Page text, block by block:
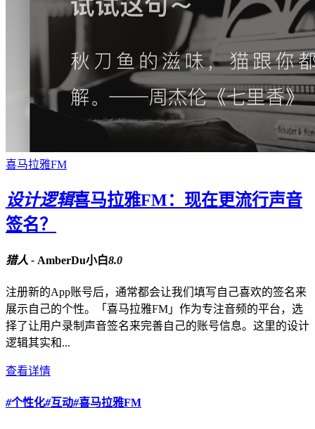
喜马拉雅FM
设计逻辑喜马拉雅FM：现在更流行声音
签名？
猎人 - AmberDu小白8.0
注册新的App账号后，通常都会让我们填写自己喜欢的签名来
展示自己的个性。「喜马拉雅FM」作为专注音频的平台，选
择了让用户录制声音签名来完善自己的账号信息。这里的设计
逻辑其实和...
查看详情
#个性化#互动#喜马拉雅FM